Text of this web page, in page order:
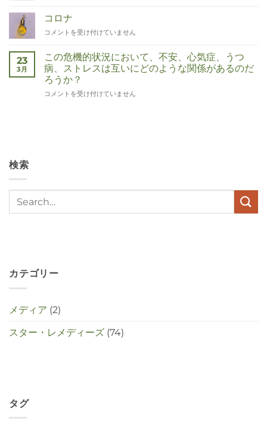
コロナ
Corona
コメントを受け付けていません
23
3月
この危機的状況において、不安、心気症、うつ
病、ストレスは互いにどのような関係があるのだ
ろうか？
Wat
in
deze
コメントを受け付けていません
検索
カテゴリー
メディア (2)
スター・レメディーズ (74)
タグ